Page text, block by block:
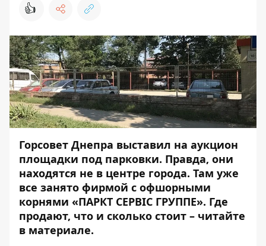
👍
Горсовет Днепра выставил на аукцион
площадки под парковки. Правда, они
находятся не в центре города. Там уже
все занято фирмой с офшорными
корнями «ПАРКТ СЕРВІС ГРУППЕ». Где
продают, что и сколько стоит – читайте
в материале.